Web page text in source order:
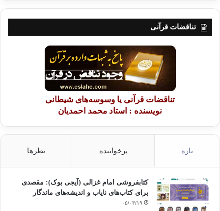
تناقضات قرآنی
تناقضات قرآنی یا وسوسه‌های شیطانی
نویسنده : استاد محمد احمدیان
تازه پرخواننده نظرها
کتابفروشی امام غزالی (آیجی بوک): مقصدی
برای کتاب‌های نایاب و اندیشه‌های ماندگار
۰۵/۰۳/۱۹